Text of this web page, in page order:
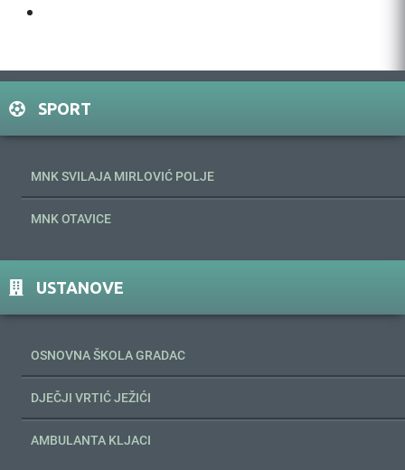
SPORT
MNK SVILAJA MIRLOVIĆ POLJE
MNK OTAVICE
USTANOVE
OSNOVNA ŠKOLA GRADAC
DJEČJI VRTIĆ JEŽIĆI
AMBULANTA KLJACI